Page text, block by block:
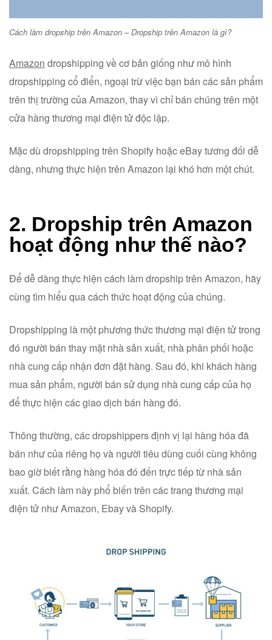
Cách làm dropship trên Amazon – Dropship trên Amazon là gì?
Amazon dropshipping về cơ bản giống như mô hình
dropshipping cổ điển, ngoại trừ việc bạn bán các sản phẩm
trên thị trường của Amazon, thay vì chỉ bán chúng trên một
cửa hàng thương mại điện tử độc lập.
Mặc dù dropshipping trên Shopify hoặc eBay tương đối dễ
dàng, nhưng thực hiện trên Amazon lại khó hơn một chút.
2. Dropship trên Amazon
hoạt động như thế nào?
Để dễ dàng thực hiện cách làm dropship trên Amazon, hãy
cùng tìm hiểu qua cách thức hoạt động của chúng.
Dropshipping là một phương thức thương mại điện tử trong
đó người bán thay mặt nhà sản xuất, nhà phân phối hoặc
nhà cung cấp nhận đơn đặt hàng. Sau đó, khi khách hàng
mua sản phẩm, người bán sử dụng nhà cung cấp của họ
để thực hiện các giao dịch bán hàng đó.
Thông thường, các dropshippers định vị lại hàng hóa đã
bán như của riêng họ và người tiêu dùng cuối cùng không
bao giờ biết rằng hàng hóa đó đến trực tiếp từ nhà sản
xuất. Cách làm này phổ biến trên các trang thương mại
điện tử như Amazon, Ebay và Shopify.